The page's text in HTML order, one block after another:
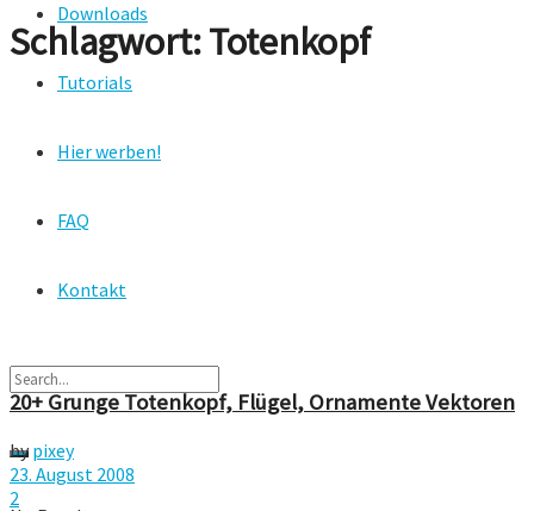
Downloads
Tutorials
Hier werben!
FAQ
Kontakt
Schlagwort:Totenkopf
20+ Grunge Totenkopf, Flügel, Ornamente Vektoren
by pixey
23. August 2008
2